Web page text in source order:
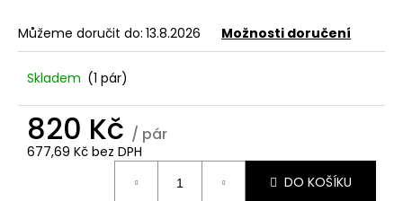
Můžeme doručit do: 13.8.2026 Možnosti doručení
Skladem (1 pár)
820 Kč / pár
677,69 Kč bez DPH
DO KOŠÍKU
D
o
p
o